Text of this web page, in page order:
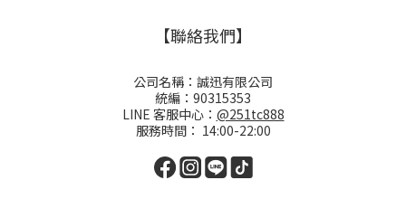
【聯絡我們】
公司名稱：誠迅有限公司
統編：90315353
LINE 客服中心： @251tc888
服務時間： 14:00-22:00